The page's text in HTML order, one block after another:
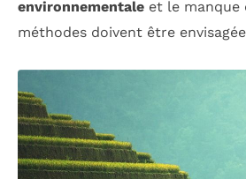
environnementale et le manque
méthodes doivent être